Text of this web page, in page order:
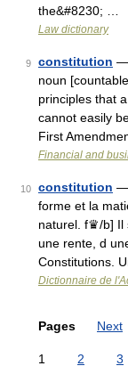
the&#8230; …
Law dictionary
9 constitution —
noun
principles that
cannot easily
First
Financial and
10 constitution —
forme et la
naturel. f♛/b] Il
une rente, d
Constitutions.
Dictionnaire de
Pages Next
1 2 3